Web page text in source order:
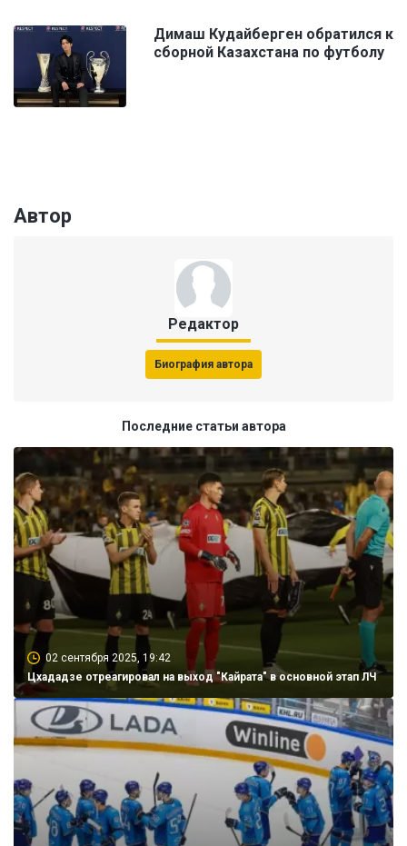
Димаш Кудайберген обратился к
сборной Казахстана по футболу
Автор
Редактор
Биография автора
Последние статьи автора
02 сентября 2025, 19:42
Цхададзе отреагировал на выход "Кайрата" в основной этап ЛЧ